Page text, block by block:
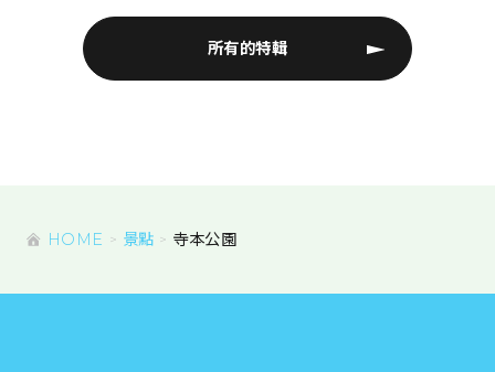
所有的特輯
HOME 景點 寺本公園